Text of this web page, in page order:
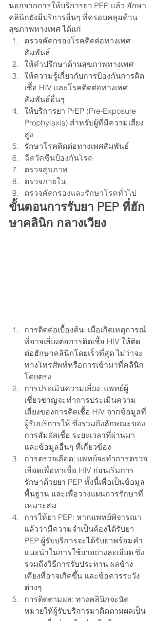
นอกจากการให้บริการยา PEP แล้ว ฮักษา
คลินิกยังมีบริการอื่นๆ ที่ครอบคลุมด้าน
สุขภาพทางเพศ ได้แก่
ตรวจคัดกรองโรคติดต่อทางเพศ
สัมพันธ์
ให้คำปรึกษาด้านสุขภาพทางเพศ
ให้ความรู้เกี่ยวกับการป้องกันการติด
เชื้อ HIV และโรคติดต่อทางเพศ
สัมพันธ์อื่นๆ
ให้บริการยา PrEP (Pre-Exposure
Prophylaxis) สำหรับผู้ที่มีความเสี่ยง
สูง
รักษาโรคติดต่อทางเพศสัมพันธ์
ฉีดวัคซีนป้องกันโรค
ตรวจสุขภาพ
ตรวจภายใน
ตรวจคัดกรองและรักษาโรคทั่วไป
ขั้นตอนการรับยา PEP ที่ฮัก
ษาคลินิก กลางเวียง
การติดต่อเบื้องต้น: เมื่อเกิดเหตุการณ์
ที่อาจเสี่ยงต่อการติดเชื้อ HIV ให้ติด
ต่อฮักษาคลินิกโดยเร็วที่สุด ไม่ว่าจะ
ทางโทรศัพท์หรือการเข้ามาที่คลินิก
โดยตรง
การประเมินความเสี่ยง: แพทย์ผู้
เชี่ยวชาญจะทำการประเมินความ
เสี่ยงของการติดเชื้อ HIV จากข้อมูลที่
ผู้รับบริการให้ ซึ่งรวมถึงลักษณะของ
การสัมผัสเชื้อ ระยะเวลาที่ผ่านมา
และข้อมูลอื่นๆ ที่เกี่ยวข้อง
การตรวจเลือด: แพทย์จะทำการตรวจ
เลือดเพื่อหาเชื้อ HIV ก่อนเริ่มการ
รักษาด้วยยา PEP ทั้งนี้เพื่อเป็นข้อมูล
พื้นฐาน และเพื่อวางแผนการรักษาที่
เหมาะสม
การให้ยา PEP: หากแพทย์พิจารณา
แล้วว่ามีความจำเป็นต้องได้รับยา
PEP ผู้รับบริการจะได้รับยาพร้อมคำ
แนะนำในการใช้ยาอย่างละเอียด ซึ่ง
รวมถึงวิธีการรับประทาน ผลข้าง
เคียงที่อาจเกิดขึ้น และข้อควรระวัง
ต่างๆ
การติดตามผล: ทางคลินิกจะนัด
หมายให้ผู้รับบริการมาติดตามผลเป็น